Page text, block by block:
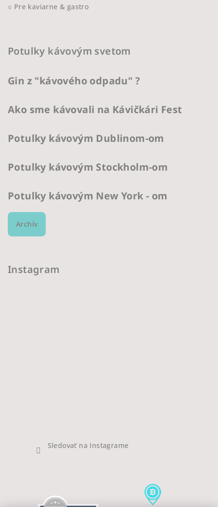
○ Pre kaviarne & gastro
Potulky kávovým svetom
Gin z "kávového odpadu" ?
Ako sme kávovali na Kávičkári Fest
Potulky kávovým Dublinom-om
Potulky kávovým Stockholm-om
Potulky kávovým New York - om
Archív
Instagram
Sledovať na Instagrame